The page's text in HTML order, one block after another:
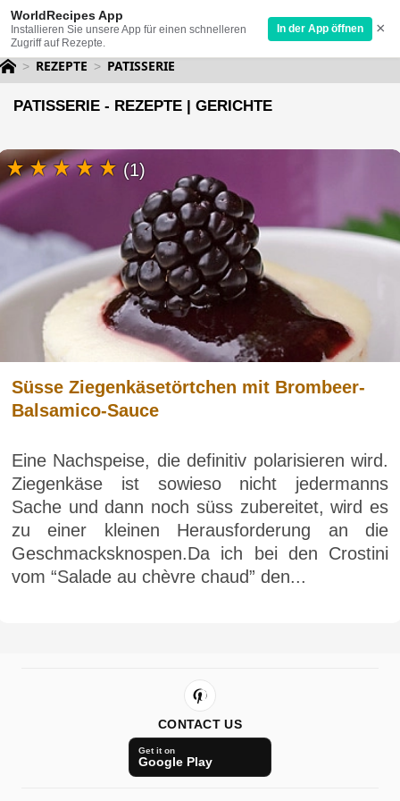
WorldRecipes App
Installieren Sie unsere App für einen schnelleren
Zugriff auf Rezepte.
In der App öffnen ×
REZEPTE PATISSERIE
PATISSERIE - REZEPTE | GERICHTE
Süsse Ziegenkäsetörtchen mit Brombeer-
Balsamico-Sauce
Eine Nachspeise, die definitiv polarisieren wird.
Ziegenkäse ist sowieso nicht jedermanns
Sache und dann noch süss zubereitet, wird es
zu einer kleinen Herausforderung an die
Geschmacksknospen.Da ich bei den Crostini
vom “Salade au chèvre chaud” den...
(1)
CONTACT US
Get it on
Google Play